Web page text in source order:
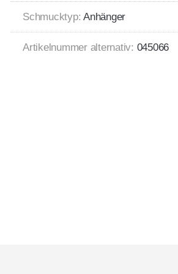
Schmucktyp: Anhänger
Artikelnummer alternativ: 045066